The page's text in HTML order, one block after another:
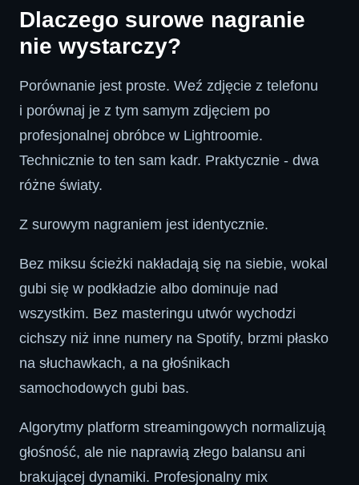
Dlaczego surowe nagranie
nie wystarczy?
Porównanie jest proste. Weź zdjęcie z telefonu
i porównaj je z tym samym zdjęciem po
profesjonalnej obróbce w Lightroomie.
Technicznie to ten sam kadr. Praktycznie - dwa
różne światy.
Z surowym nagraniem jest identycznie.
Bez miksu ścieżki nakładają się na siebie, wokal
gubi się w podkładzie albo dominuje nad
wszystkim. Bez masteringu utwór wychodzi
cichszy niż inne numery na Spotify, brzmi płasko
na słuchawkach, a na głośnikach
samochodowych gubi bas.
Algorytmy platform streamingowych normalizują
głośność, ale nie naprawią złego balansu ani
brakującej dynamiki. Profesjonalny mix